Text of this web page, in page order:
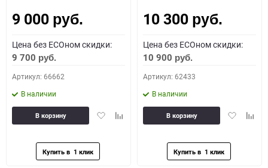
9 000 руб.
Цена без ECOном скидки:
9 700 руб.
Артикул: 66662
В наличии
ДобавитьДобавить
В корзину
10 300 руб.
Цена без ECOном скидки:
10 900 руб.
Артикул: 62433
В наличии
Добавить
В корзину